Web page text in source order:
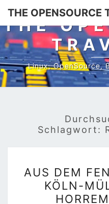
Skip
content
THE OPENSOURCE
THE
Linux, OpenSource,
Schlagwort:
AUS DEM
KÖLN-